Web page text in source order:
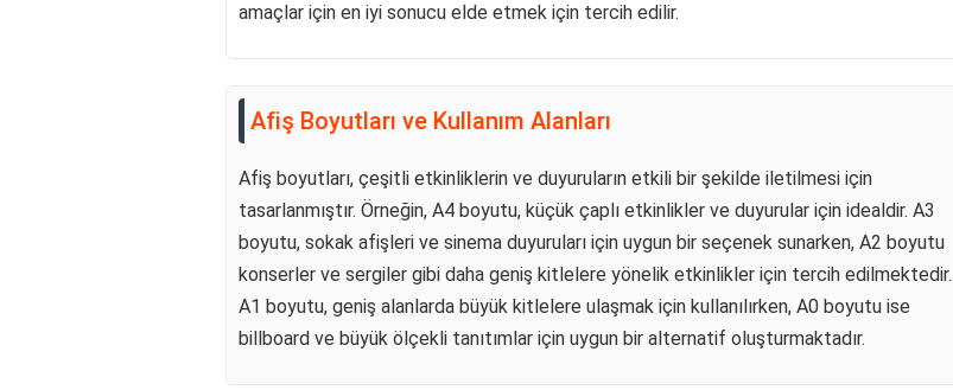
amaçlar için en iyi sonucu elde etmek için tercih edilir.
Afiş Boyutları ve Kullanım Alanları
Afiş boyutları, çeşitli etkinliklerin ve duyuruların etkili bir şekilde iletilmesi için
tasarlanmıştır. Örneğin, A4 boyutu, küçük çaplı etkinlikler ve duyurular için idealdir. A3
boyutu, sokak afişleri ve sinema duyuruları için uygun bir seçenek sunarken, A2 boyutu
konserler ve sergiler gibi daha geniş kitlelere yönelik etkinlikler için tercih edilmektedir.
A1 boyutu, geniş alanlarda büyük kitlelere ulaşmak için kullanılırken, A0 boyutu ise
billboard ve büyük ölçekli tanıtımlar için uygun bir alternatif oluşturmaktadır.